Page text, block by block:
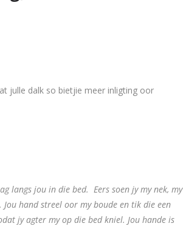
julle dalk so bietjie meer inligting oor
langs jou in die bed. Eers soen jy my nek, my
hand streel oor my boude en tik die een
jy agter my op die bed kniel. Jou hande is